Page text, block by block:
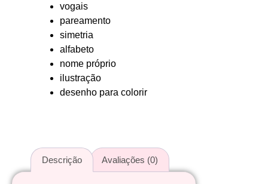
vogais
pareamento
simetria
alfabeto
nome próprio
ilustração
desenho para colorir
Descrição Avaliações (0)